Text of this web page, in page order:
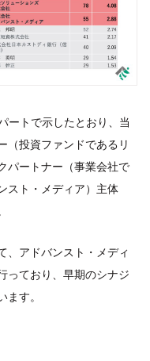
ートで示したとおり、当
（投資ファンドであるリ
パートナー（事業会社で
スト・メディア）主体
、アドバンスト・メディ
っており、早期のシナジ
す。